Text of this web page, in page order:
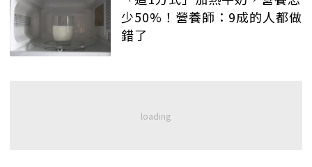
少50%！營養師：9成的人都做
錯了